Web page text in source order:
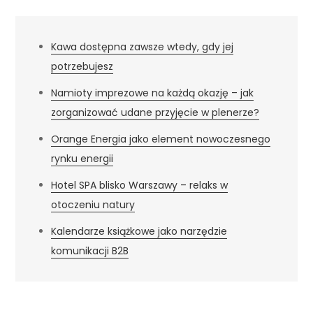
Kawa dostępna zawsze wtedy, gdy jej
potrzebujesz
Namioty imprezowe na każdą okazję – jak
zorganizować udane przyjęcie w plenerze?
Orange Energia jako element nowoczesnego
rynku energii
Hotel SPA blisko Warszawy – relaks w
otoczeniu natury
Kalendarze książkowe jako narzędzie
komunikacji B2B